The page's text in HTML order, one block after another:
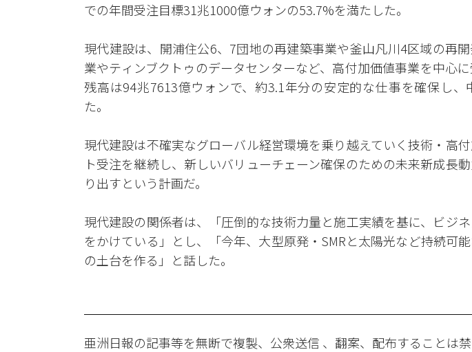
での年間受注目標31兆1000億ウォンの53.7%を満たした。
現代建設は、開浦住公6、7団地の再建築事業や釜山凡川4区域の再
業やティンブクトゥのデータセンターなど、高付加価値事業を中心
残高は94兆7613億ウォンで、約3.1年分の安定的な仕事を確保し、
た。
現代建設は不確実なグローバル経営環境を乗り越えていく技術・高
ト受注を継続し、新しいバリューチェーン確保のための未来新成長
り出すという計画だ。
現代建設の関係者は、「圧倒的な技術力量と施工実績を基に、ビジ
をかけている」とし、「今年、大型原発・SMRと太陽光など持続可
の土台を作る」と話した。
亜洲日報の記事等を無断で複製、公衆送信 、翻案、配布することは禁